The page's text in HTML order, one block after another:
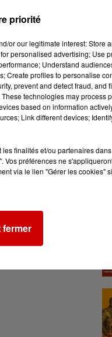
c'était mon
priorité
or our legitimate interest: Store
personalised advertising; Use
Understand
Create profiles to personalise
prevent and detect fraud, and
technologies may process
based on information
Link different devices;
finalités et/ou partenaires
Vos préférences ne
via le lien "Gérer les cookies"
fermer